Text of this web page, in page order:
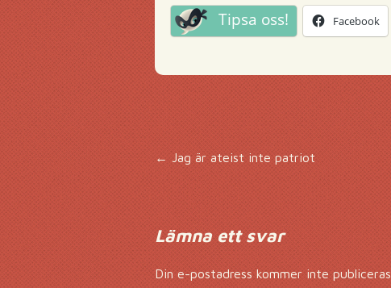
Tipsa oss! Facebook
Inläggsnavigering
←Jag är ateist inte patriot
Lämna ett svar
Din e-postadress kommer inte publiceras.